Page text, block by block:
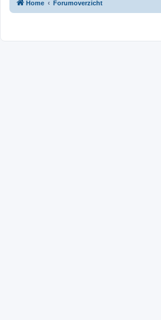
Home Forumoverzicht